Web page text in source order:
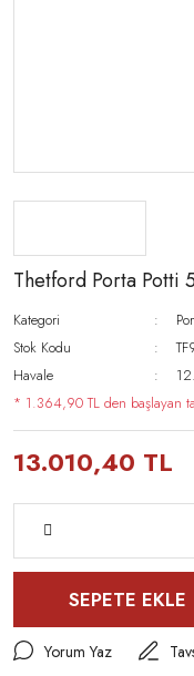
Thetford Porta Potti
Kategori
Stok Kodu
Havale
* 1.364,90 TL den başlayan
13.010,40 TL
SEPETE EKLE
Yorum Yaz